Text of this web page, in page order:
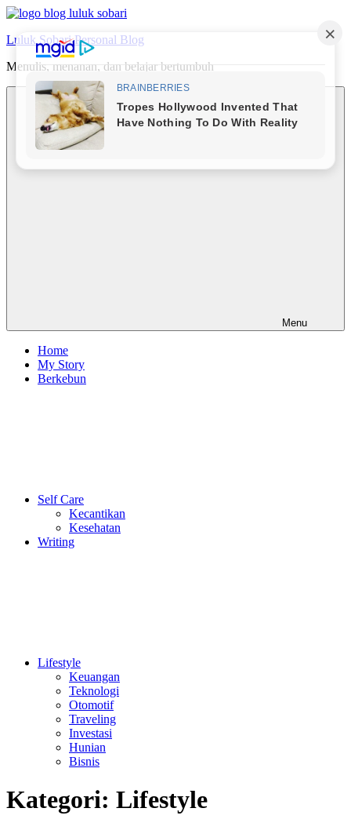
Skip
content
Luluk Sobari Personal Blog
Menulis, menanan, dan belajar bertumbuh
Menu
Home
My Story
Berkebun
Self Care
Kecantikan
Kesehatan
Writing
Lifestyle
Keuangan
Teknologi
Otomotif
Traveling
Investasi
Hunian
Bisnis
Kategori: Lifestyle